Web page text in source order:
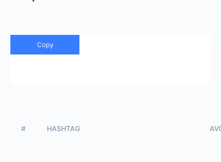
Copy
# HASHTAG